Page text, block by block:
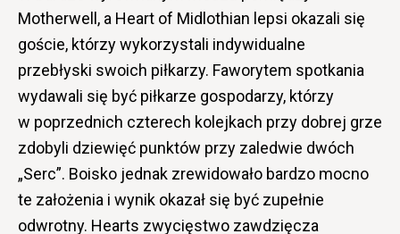
Motherwell, a Heart of Midlothian lepsi okazali się
goście, którzy wykorzystali indywidualne
przebłyski swoich piłkarzy. Faworytem spotkania
wydawali się być piłkarze gospodarzy, którzy
w poprzednich czterech kolejkach przy dobrej grze
zdobyli dziewięć punktów przy zaledwie dwóch
„Serc”. Boisko jednak zrewidowało bardzo mocno
te założenia i wynik okazał się być zupełnie
odwrotny. Hearts zwycięstwo zawdzięcza